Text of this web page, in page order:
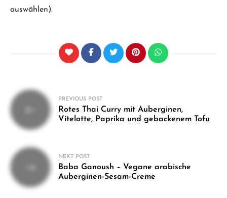
auswählen).
Beitragsnavigation
PREVIOUS POST
Rotes Thai Curry mit Auberginen,
Vitelotte, Paprika und gebackenem Tofu
NEXT POST
Baba Ganoush – Vegane arabische
Auberginen-Sesam-Creme